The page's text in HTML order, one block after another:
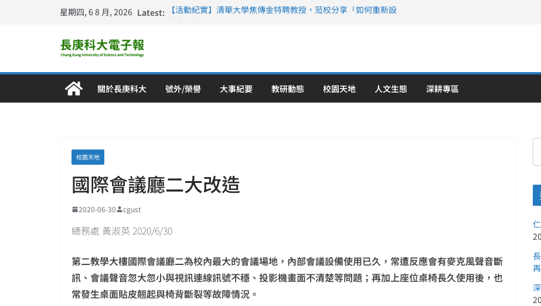
星期四, 6 8 月, 2026 Latest:
【活動紀實】清華大學焦傳金特聘教授，蒞校分享「如何重新設
長庚科大護理系勇奪2026羅馬尼亞歐洲盃國際發明展雙金牌暨雙
特別獎 AI智慧照護與護理教育創新獲國際肯定
關於長庚科大 號外/榮譽 大事紀要 教研動態 校園天地 人文生態 深耕專區
校園天地
國際會議廳二大改造
2020-06-30 cgust
總務處 黃淑英 2020/6/30
第二教學大樓國際會議廳二為校內最大的會議場地，內部會議設備使用已久，常遭反應會有麥克風聲音斷
訊、會議聲音忽大忽小與視訊連線訊號不穩、投影機畫面不清楚等問題；再加上座位桌椅長久使用後，也
常發生桌面貼皮翹起與椅背斷裂等故障情況。